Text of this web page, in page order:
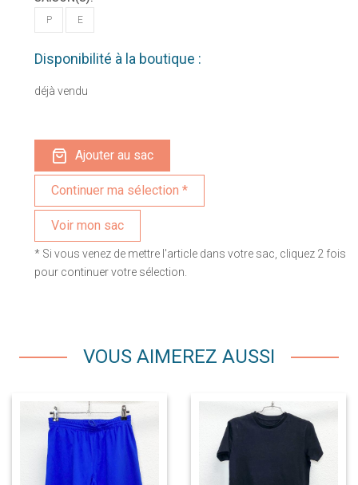
P E
Disponibilité à la boutique :
déjà vendu
Ajouter au sac
Voir mon sac
* Si vous venez de mettre l'article dans votre sac, cliquez 2 fois
pour continuer votre sélection.
VOUS AIMEREZ AUSSI